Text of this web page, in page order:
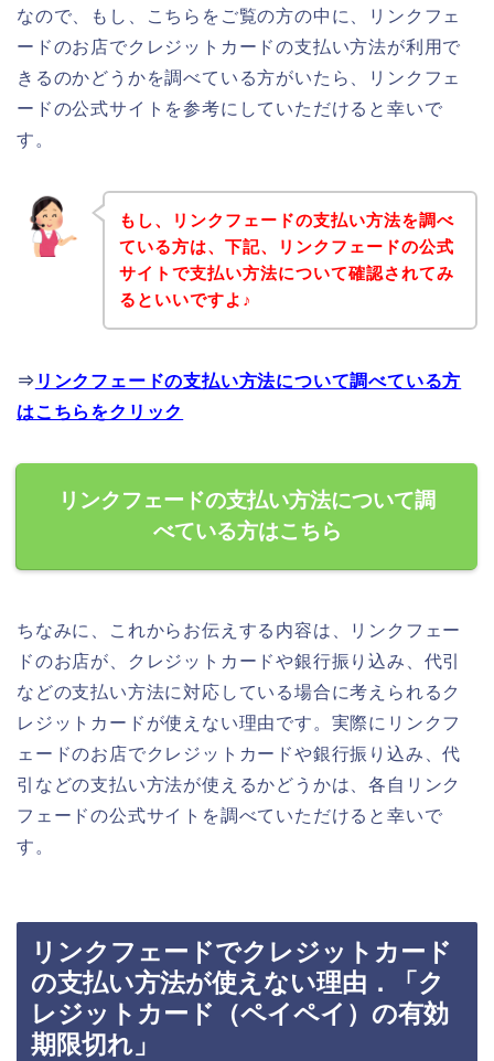
なので、もし、こちらをご覧の方の中に、リンクフェ
ードのお店でクレジットカードの支払い方法が利用で
きるのかどうかを調べている方がいたら、リンクフェ
ードの公式サイトを参考にしていただけると幸いで
す。
もし、リンクフェードの支払い方法を調べ
ている方は、下記、リンクフェードの公式
サイトで支払い方法について確認されてみ
るといいですよ♪
⇒ リンクフェードの支払い方法について調べている方
はこちらをクリック
リンクフェードの支払い方法について調
べている方はこちら
ちなみに、これからお伝えする内容は、リンクフェー
ドのお店が、クレジットカードや銀行振り込み、代引
などの支払い方法に対応している場合に考えられるク
レジットカードが使えない理由です。実際にリンクフ
ェードのお店でクレジットカードや銀行振り込み、代
引などの支払い方法が使えるかどうかは、各自リンク
フェードの公式サイトを調べていただけると幸いで
す。
リンクフェードでクレジットカード
の支払い方法が使えない理由．「ク
レジットカード（ペイペイ）の有効
期限切れ」